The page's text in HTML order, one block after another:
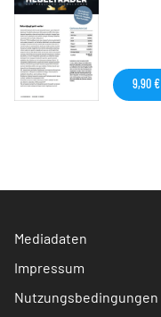
9,90 €
Mediadaten
Impressum
Nutzungsbedingungen